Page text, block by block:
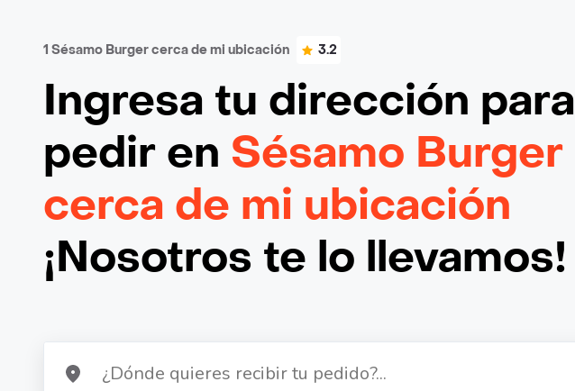
1 Sésamo Burger cerca de mi ubicación 3.2
Ingresa tu dirección para
pedir en Sésamo Burger
cerca de mi ubicación
¡Nosotros te lo llevamos!